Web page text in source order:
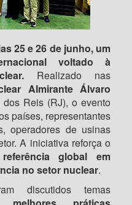
25 e 26 de junho, um
voltado à
Realizado nas
Almirante Álvaro
Reis (RJ), o evento
países, representantes
operadores de usinas
A iniciativa reforça o
referência global em
no setor nuclear.
discutidos temas